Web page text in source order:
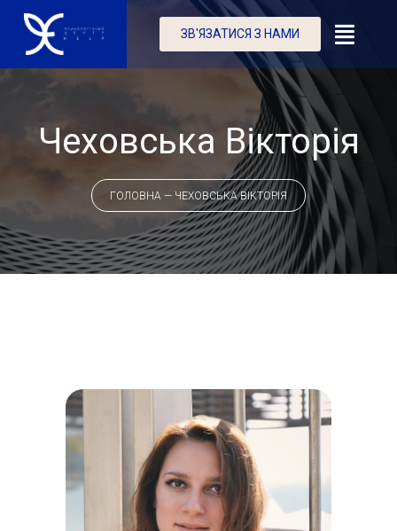
ЗВ'ЯЗАТИСЯ З НАМИ
Чеховська Вікторія
ГОЛОВНА — ЧЕХОВСЬКА ВІКТОРІЯ